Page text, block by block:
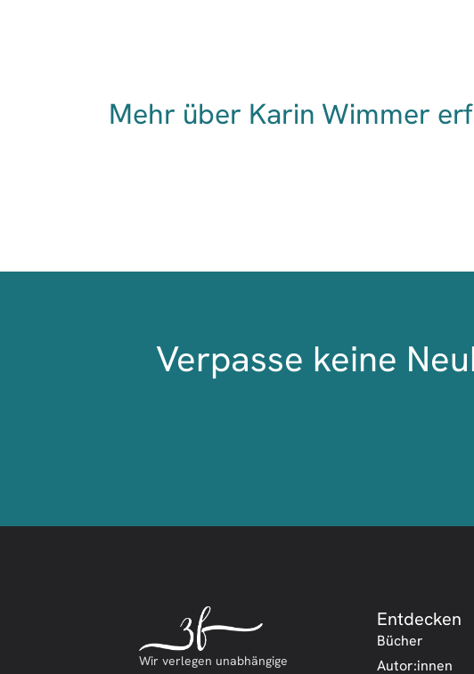
Mehr über Karin Wimmer
Verpasse keine
Wir verlegen unabhängige
Entdecken
Bücher
Autor:innen